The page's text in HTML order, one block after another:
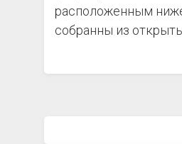
расположенным
собранны из